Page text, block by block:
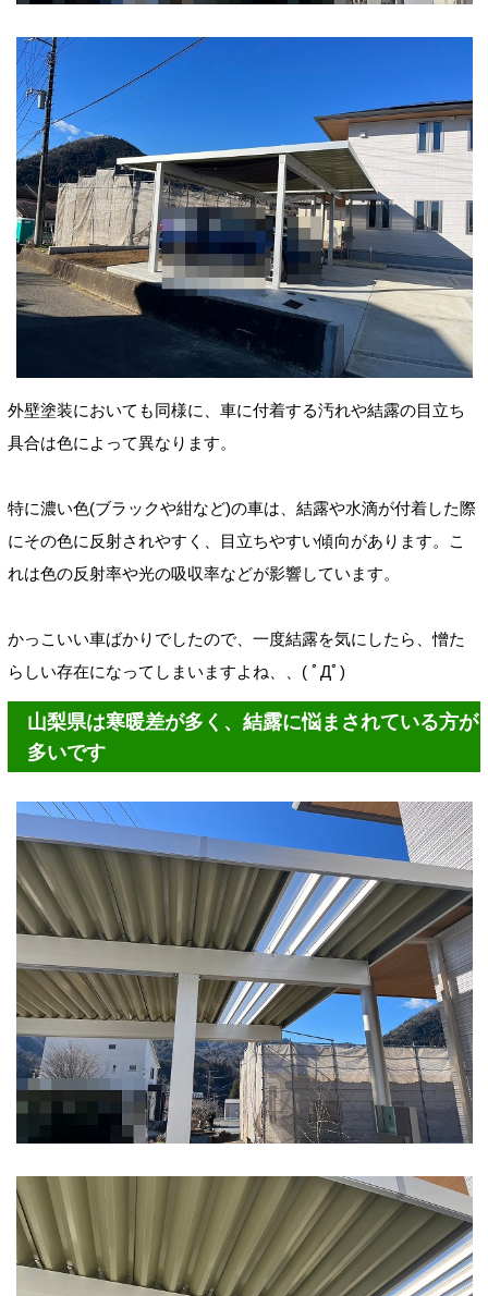
外壁塗装においても同様に、車に付着する汚れや結露の目立ち
具合は色によって異なります。
特に濃い色(ブラックや紺など)の車は、結露や水滴が付着した際
にその色に反射されやすく、目立ちやすい傾向があります。こ
れは色の反射率や光の吸収率などが影響しています。
かっこいい車ばかりでしたので、一度結露を気にしたら、憎た
らしい存在になってしまいますよね、、( ﾟДﾟ)
山梨県は寒暖差が多く、結露に悩まされている方が
多いです